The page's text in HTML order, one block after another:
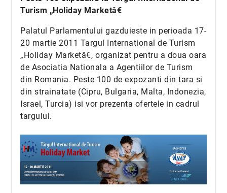
Turism „Holiday Marketâ€
Palatul Parlamentului gazduieste in perioada 17-
20 martie 2011 Targul International de Turism
„Holiday Marketâ€, organizat pentru a doua oara
de Asociatia Nationala a Agentiilor de Turism
din Romania. Peste 100 de expozanti din tara si
din strainatate (Cipru, Bulgaria, Malta, Indonezia,
Israel, Turcia) isi vor prezenta ofertele in cadrul
targului.